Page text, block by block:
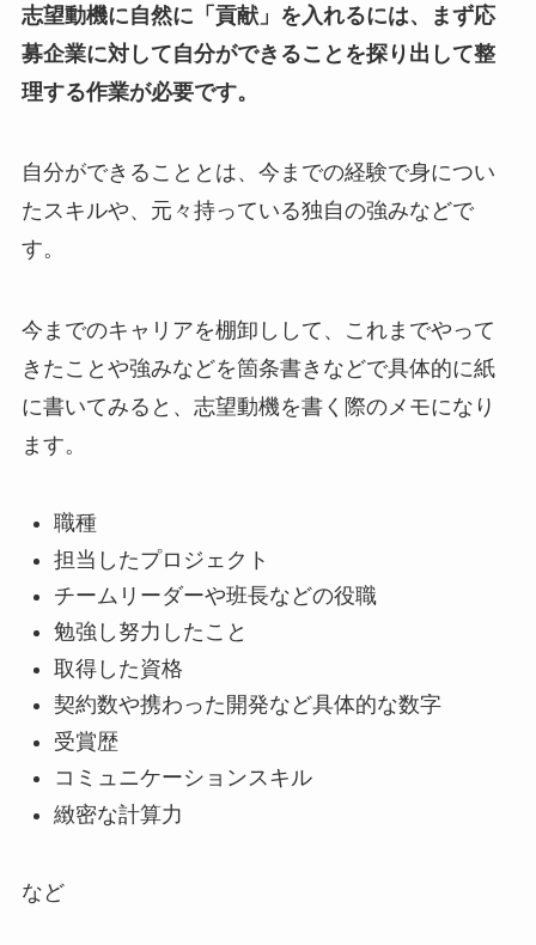
志望動機に自然に「貢献」を入れるには、まず応
募企業に対して自分ができることを探り出して整
理する作業が必要です。
自分ができることとは、今までの経験で身につい
たスキルや、元々持っている独自の強みなどで
す。
今までのキャリアを棚卸しして、これまでやって
きたことや強みなどを箇条書きなどで具体的に紙
に書いてみると、志望動機を書く際のメモになり
ます。
職種
担当したプロジェクト
チームリーダーや班長などの役職
勉強し努力したこと
取得した資格
契約数や携わった開発など具体的な数字
受賞歴
コミュニケーションスキル
緻密な計算力
など